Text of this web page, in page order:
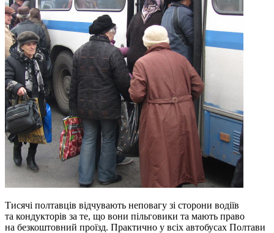
Тисячі полтавців відчувають неповагу зі сторони водіїв
та кондукторів за те, що вони пільговики та мають право
на безкоштовний проїзд. Практично у всіх автобусах Полтави